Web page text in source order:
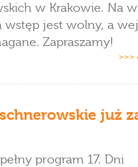
w Krakowie. Na
wstęp jest wolny, a
Zapraszamy!
>>>
już
program 17. Dni